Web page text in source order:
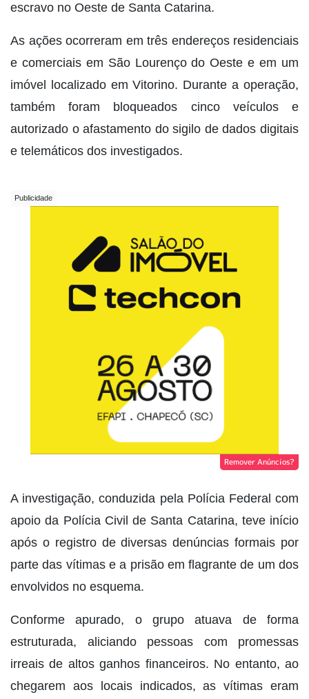
escravo no Oeste de Santa Catarina.
As ações ocorreram em três endereços residenciais
e comerciais em São Lourenço do Oeste e em um
imóvel localizado em Vitorino. Durante a operação,
também foram bloqueados cinco veículos e
autorizado o afastamento do sigilo de dados digitais
e telemáticos dos investigados.
Remover Anúncios?
A investigação, conduzida pela Polícia Federal com
apoio da Polícia Civil de Santa Catarina, teve início
após o registro de diversas denúncias formais por
parte das vítimas e a prisão em flagrante de um dos
envolvidos no esquema.
Conforme apurado, o grupo atuava de forma
estruturada, aliciando pessoas com promessas
irreais de altos ganhos financeiros. No entanto, ao
chegarem aos locais indicados, as vítimas eram